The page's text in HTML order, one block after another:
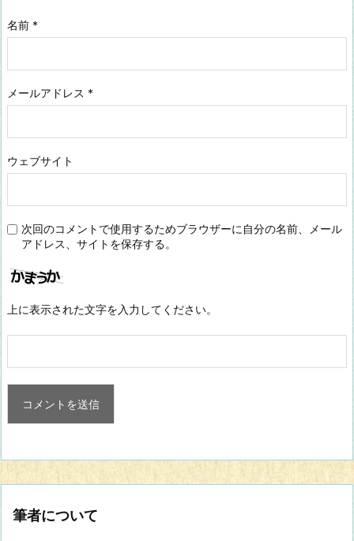
名前 *
メールアドレス *
ウェブサイト
次回のコメントで使用するためブラウザーに自分の名前、メール
アドレス、サイトを保存する。
上に表示された文字を入力してください。
筆者について